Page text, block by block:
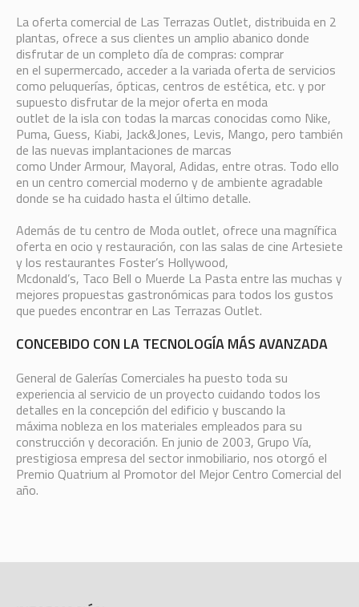
La oferta comercial de Las Terrazas Outlet, distribuida en 2
plantas, ofrece a sus clientes un amplio abanico donde
disfrutar de un completo día de compras: comprar
en el supermercado, acceder a la variada oferta de servicios
como peluquerías, ópticas, centros de estética, etc. y por
supuesto disfrutar de la mejor oferta en moda
outlet de la isla con todas la marcas conocidas como Nike,
Puma, Guess, Kiabi, Jack&Jones, Levis, Mango, pero también
de las nuevas implantaciones de marcas
como Under Armour, Mayoral, Adidas, entre otras. Todo ello
en un centro comercial moderno y de ambiente agradable
donde se ha cuidado hasta el último detalle.
Además de tu centro de Moda outlet, ofrece una magnífica
oferta en ocio y restauración, con las salas de cine Artesiete
y los restaurantes Foster’s Hollywood,
Mcdonald’s, Taco Bell o Muerde La Pasta entre las muchas y
mejores propuestas gastronómicas para todos los gustos
que puedes encontrar en Las Terrazas Outlet.
CONCEBIDO CON LA TECNOLOGÍA MÁS AVANZADA
General de Galerías Comerciales ha puesto toda su
experiencia al servicio de un proyecto cuidando todos los
detalles en la concepción del edificio y buscando la
máxima nobleza en los materiales empleados para su
construcción y decoración. En junio de 2003, Grupo Vía,
prestigiosa empresa del sector inmobiliario, nos otorgó el
Premio Quatrium al Promotor del Mejor Centro Comercial del
año.